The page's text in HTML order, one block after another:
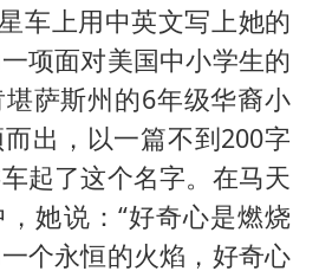
车上用中英文写上她的
项面对美国中小学生的
萨斯州的6年级华裔小
出，以一篇不到200字
起了这个名字。在马天
她说：“好奇心是燃烧
个永恒的火焰，好奇心